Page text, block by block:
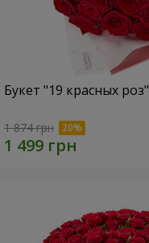
Букет "19 красных роз"
1 874 грн